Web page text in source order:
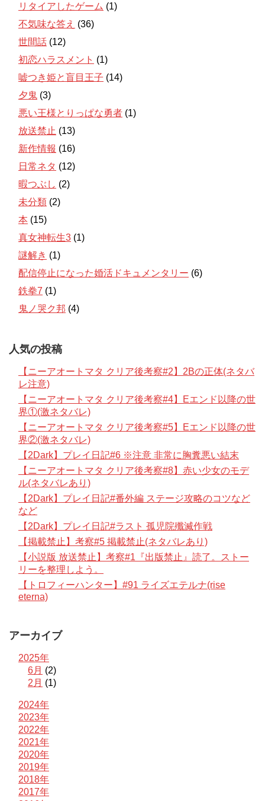
リタイアしたゲーム (1)
不気味な答え (36)
世間話 (12)
初恋ハラスメント (1)
嘘つき姫と盲目王子 (14)
夕鬼 (3)
悪い王様とりっぱな勇者 (1)
放送禁止 (13)
新作情報 (16)
日常ネタ (12)
暇つぶし (2)
未分類 (2)
本 (15)
真女神転生3 (1)
謎解き (1)
配信停止になった婚活ドキュメンタリー (6)
鉄拳7 (1)
鬼ノ哭ク邦 (4)
人気の投稿
【ニーアオートマタ クリア後考察#2】2Bの正体(ネタバ
レ注意)
【ニーアオートマタ クリア後考察#4】Eエンド以降の世
界①(激ネタバレ)
【ニーアオートマタ クリア後考察#5】Eエンド以降の世
界②(激ネタバレ)
【2Dark】プレイ日記#6 ※注意 非常に胸糞悪い結末
【ニーアオートマタ クリア後考察#8】赤い少女のモデ
ル(ネタバレあり)
【2Dark】プレイ日記#番外編 ステージ攻略のコツなど
など
【2Dark】プレイ日記#ラスト 孤児院殲滅作戦
【掲載禁止】考察#5 掲載禁止(ネタバレあり)
【小説版 放送禁止】考察#1『出版禁止』読了。ストー
リーを整理しよう。
【トロフィーハンター】#91 ライズエテルナ(rise
eterna)
アーカイブ
2025年
6月 (2)
2月 (1)
2024年
2023年
2022年
2021年
2020年
2019年
2018年
2017年